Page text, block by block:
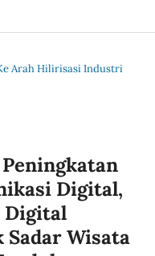
Arah Hilirisasi Industri
Digital,
Digital
Wisata